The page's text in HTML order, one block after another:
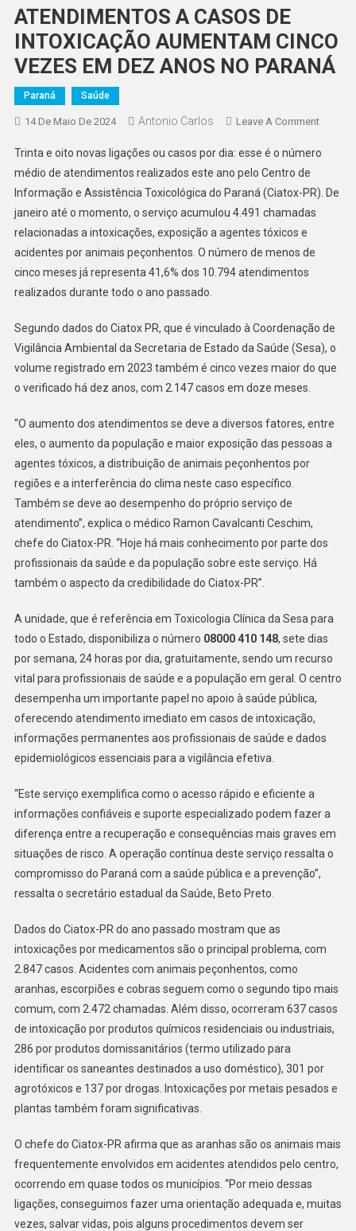
ATENDIMENTOS A CASOS DE
INTOXICAÇÃO AUMENTAM CINCO
VEZES EM DEZ ANOS NO PARANÁ
Paraná Saúde
14 De Maio De 2024 Antonio Carlos Leave A CommentOn
A
DE
ANOS
NO
Trinta e oito novas ligações ou casos por dia: esse é o número
médio de atendimentos realizados este ano pelo Centro de
Informação e Assistência Toxicológica do Paraná (Ciatox-PR). De
janeiro até o momento, o serviço acumulou 4.491 chamadas
relacionadas a intoxicações, exposição a agentes tóxicos e
acidentes por animais peçonhentos. O número de menos de
cinco meses já representa 41,6% dos 10.794 atendimentos
realizados durante todo o ano passado.
Segundo dados do Ciatox PR, que é vinculado à Coordenação de
Vigilância Ambiental da Secretaria de Estado da Saúde (Sesa), o
volume registrado em 2023 também é cinco vezes maior do que
o verificado há dez anos, com 2.147 casos em doze meses.
“O aumento dos atendimentos se deve a diversos fatores, entre
eles, o aumento da população e maior exposição das pessoas a
agentes tóxicos, a distribuição de animais peçonhentos por
regiões e a interferência do clima neste caso específico.
Também se deve ao desempenho do próprio serviço de
atendimento”, explica o médico Ramon Cavalcanti Ceschim,
chefe do Ciatox-PR. “Hoje há mais conhecimento por parte dos
profissionais da saúde e da população sobre este serviço. Há
também o aspecto da credibilidade do Ciatox-PR”.
A unidade, que é referência em Toxicologia Clínica da Sesa para
todo o Estado, disponibiliza o número 08000 410 148, sete dias
por semana, 24 horas por dia, gratuitamente, sendo um recurso
vital para profissionais de saúde e a população em geral. O centro
desempenha um importante papel no apoio à saúde pública,
oferecendo atendimento imediato em casos de intoxicação,
informações permanentes aos profissionais de saúde e dados
epidemiológicos essenciais para a vigilância efetiva.
“Este serviço exemplifica como o acesso rápido e eficiente a
informações confiáveis e suporte especializado podem fazer a
diferença entre a recuperação e consequências mais graves em
situações de risco. A operação contínua deste serviço ressalta o
compromisso do Paraná com a saúde pública e a prevenção”,
ressalta o secretário estadual da Saúde, Beto Preto.
Dados do Ciatox-PR do ano passado mostram que as
intoxicações por medicamentos são o principal problema, com
2.847 casos. Acidentes com animais peçonhentos, como
aranhas, escorpiões e cobras seguem como o segundo tipo mais
comum, com 2.472 chamadas. Além disso, ocorreram 637 casos
de intoxicação por produtos químicos residenciais ou industriais,
286 por produtos domissanitários (termo utilizado para
identificar os saneantes destinados a uso doméstico), 301 por
agrotóxicos e 137 por drogas. Intoxicações por metais pesados e
plantas também foram significativas.
O chefe do Ciatox-PR afirma que as aranhas são os animais mais
frequentemente envolvidos em acidentes atendidos pelo centro,
ocorrendo em quase todos os municípios. “Por meio dessas
ligações, conseguimos fazer uma orientação adequada e, muitas
vezes, salvar vidas, pois alguns procedimentos devem ser